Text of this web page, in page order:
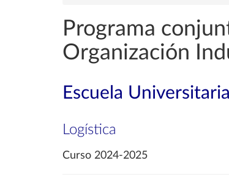
Programa
Organización
Escuela
Logística
Curso 2024-2025